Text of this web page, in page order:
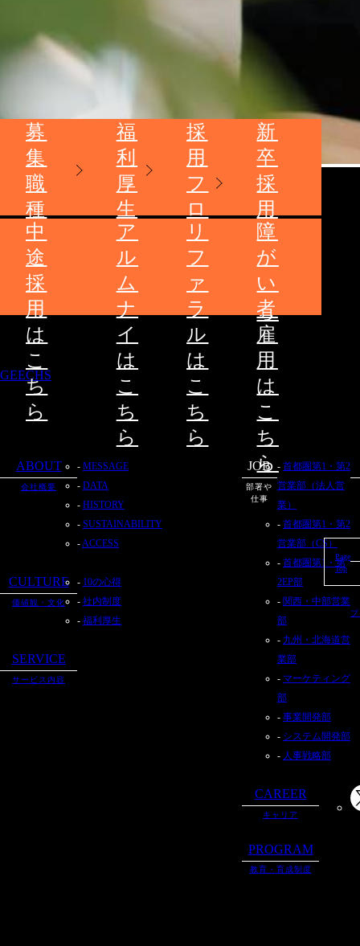
募
集
職
種
福
利
厚
生
採
用
フ
ロ
ー
新
卒
採
用
は
こ
ち
ら
中
途
採
用
は
こ
ち
ら
ア
ル
ム
ナ
イ
は
こ
ち
ら
リ
フ
ァ
ラ
ル
は
こ
ち
ら
障
が
い
者
雇
用
は
こ
ち
ら
GEECHS
ABOUT
会社概要
MESSAGE
DATA
HISTORY
SUSTAINABILITY
ACCESS
CULTURE
価値観・文化
10の心得
社内制度
福利厚生
SERVICE
サービス内容
JOB
部署や
仕事
首都圏第1・第2
営業部（法人営
業）
首都圏第1・第2
営業部（CS）
首都圏第1・第
2EP部
関西・中部営業
部
九州・北海道営
業部
マーケティング
部
事業開発部
システム開発部
人事戦略部
CAREER
キャリア
PROGRAM
教育・育成制度
Page
Top